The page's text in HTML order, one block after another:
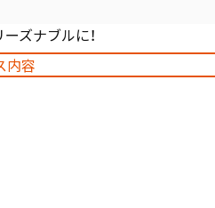
ズナブルに！
内容